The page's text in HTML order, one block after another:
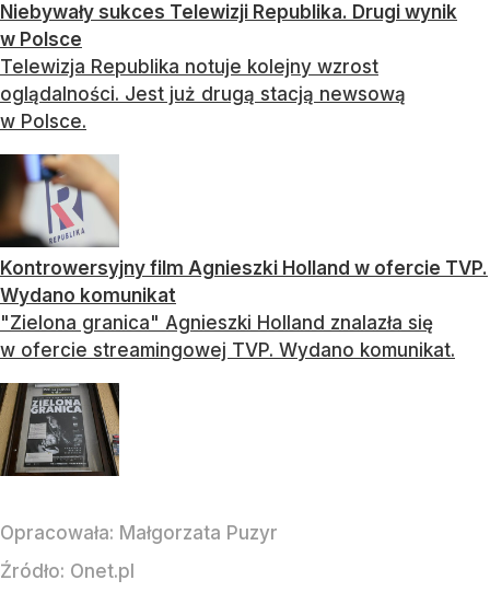
Niebywały sukces Telewizji Republika. Drugi wynik
w Polsce
Telewizja Republika notuje kolejny wzrost
oglądalności. Jest już drugą stacją newsową
w Polsce.
Kontrowersyjny film Agnieszki Holland w ofercie TVP.
Wydano komunikat
"Zielona granica" Agnieszki Holland znalazła się
w ofercie streamingowej TVP. Wydano komunikat.
Opracowała: Małgorzata Puzyr
Źródło: Onet.pl